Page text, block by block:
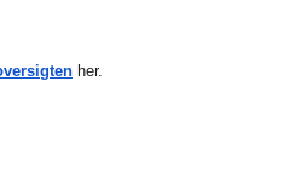
her.